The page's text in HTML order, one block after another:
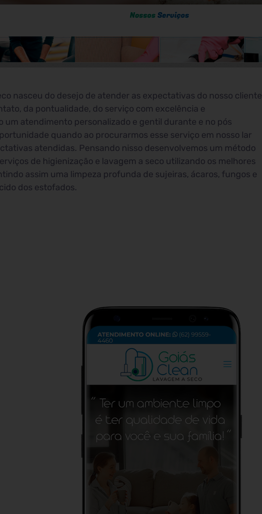
nasceu do desejo de atender as expectativas do nosso cliente
da pontualidade, do serviço com excelência e
um atendimento personalizado e gentil durante e no pós
quando ao procurarmos esse serviço em nosso lar
atendidas. Pensando nisso desenvolvemos um método
de higienização e lavagem a seco utilizando os melhores
assim uma limpeza profunda de sujeiras, ácaros, fungos e
dos estofados.